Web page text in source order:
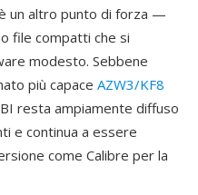
un altro punto di forza —
file compatti che si
modesto. Sebbene
più capace AZW3/KF8
resta ampiamente diffuso
e continua a essere
come Calibre per la